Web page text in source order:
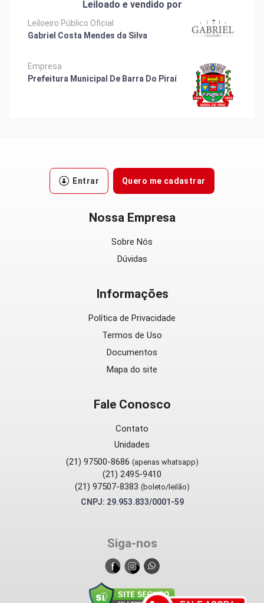
Leiloado e vendido por
Leiloeiro Público Oficial
Gabriel Costa Mendes da Silva
Empresa
Prefeitura Municipal De Barra Do Piraí
Nossa Empresa
Sobre Nós
Dúvidas
Informações
Política de Privacidade
Termos de Uso
Documentos
Mapa do site
Fale Conosco
Contato
Unidades
(21) 97500-8686 (apenas whatsapp)
(21) 2495-9410
(21) 97507-8383 (boleto/leilão)
CNPJ: 29.953.833/0001-59
Entrar Quero me cadastrar
Siga-nos